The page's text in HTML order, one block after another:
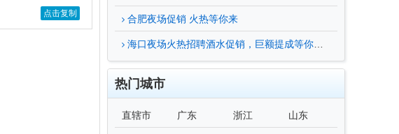
合肥夜场促销 火热等你来
海口夜场火热招聘酒水促销，巨额提成等你来拿
热门城市
直辖市 广东 浙江 山东